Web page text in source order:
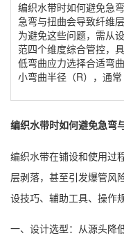
编织水带时如何避免急
急弯与扭曲会导致纤维
为避免这些问题，需从
范四个维度综合管控，
低弯曲应力选择合适弯
小弯曲半径（R），通常
编织水带时如何避免急弯
编织水带在铺设和使用过
层剥落，甚至引发爆管风
设技巧、辅助工具、操作
一、设计选型：从源头降